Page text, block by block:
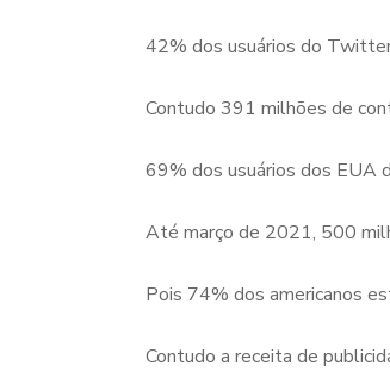
42% dos usuários do
Contudo 391 milhões de
69% dos usuários dos EUA
Até março de 2021, 500
Pois 74% dos americanos
Contudo a receita de